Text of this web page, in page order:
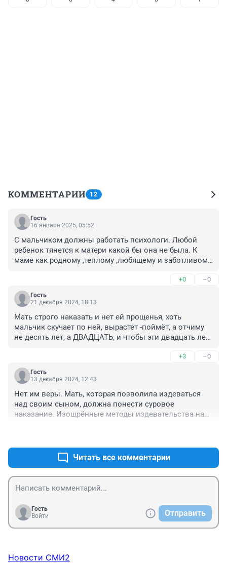
КОММЕНТАРИИ 12
Гость
16 января 2025, 05:52
С мальчиком должны работать психологи. Любой
ребенок тянется к матери какой бы она не была. К
маме как родному ,теплому ,любящему и заботливому
мальчика, ребёнок не осознает это. И возвращать её
к детям опасно.
+0 –0
Гость
21 декабря 2024, 18:13
Мать строго наказать и нет ей прощенья, хоть
мальчик скучает по ней, вырастет -поймёт, а отчиму
не десять лет, а ДВАДЦАТЬ, и чтобы эти двадцать лет,
+3 –0
Гость
13 декабря 2024, 12:43
Нет им веры. Мать, которая позволила издеваться
над своим сыном, должна понести суровое
наказание. Изощрённые методы издевательства над
восстановления.Читать все комментарии
Гость
Войти
Отправить
Новости СМИ2